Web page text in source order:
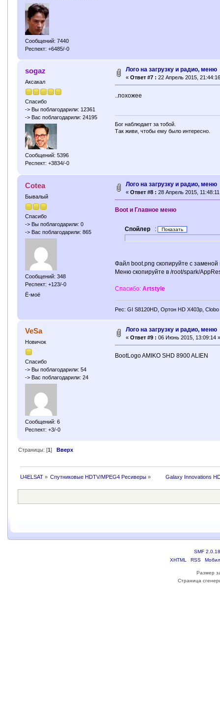
Сообщений: 7440
Респект: +6485/-0
sogaz
Аксакал
Спасибо
-> Вы поблагодарили: 12361
-> Вас поблагодарили: 24195
Сообщений: 5396
Респект: +3834/-0
Лого на загрузку и радио, меню
« Ответ #7 : 22 Апрель 2015,
..похожее
Бог наблюдает за тобой.
Так живи, чтобы ему было интересно.
Cotea
Бывалый
Спасибо
-> Вы поблагодарили: 0
-> Вас поблагодарили: 865
Сообщений: 348
Респект: +123/-0
Ё-моё
Лого на загрузку и радио, меню
« Ответ #8 : 28 Апрель 2015,
Boot и Главное меню
Спойлер :
Файл boot.png скопируйте с
Меню скопируйте в /root/spark/
Спасибо:Artstyle
Рес: GI S8120HD, Ортон HD X403p,
VeSa
Новичок
Спасибо
-> Вы поблагодарили: 54
-> Вас поблагодарили: 24
Сообщений: 6
Респект: +3/-0
Лого на загрузку и радио, меню
« Ответ #9 : 06 Июнь 2015, 13:09:14 »
BootLogo AMIKO SHD 8900 ALIEN
Страницы: [1] Вверх
U4ELSAT» Спутниковые HDTV/MPEG4 Ресиверы » Galaxy Innovations
SMF 2.0.18
XHTML
RSS
Размер
Страница